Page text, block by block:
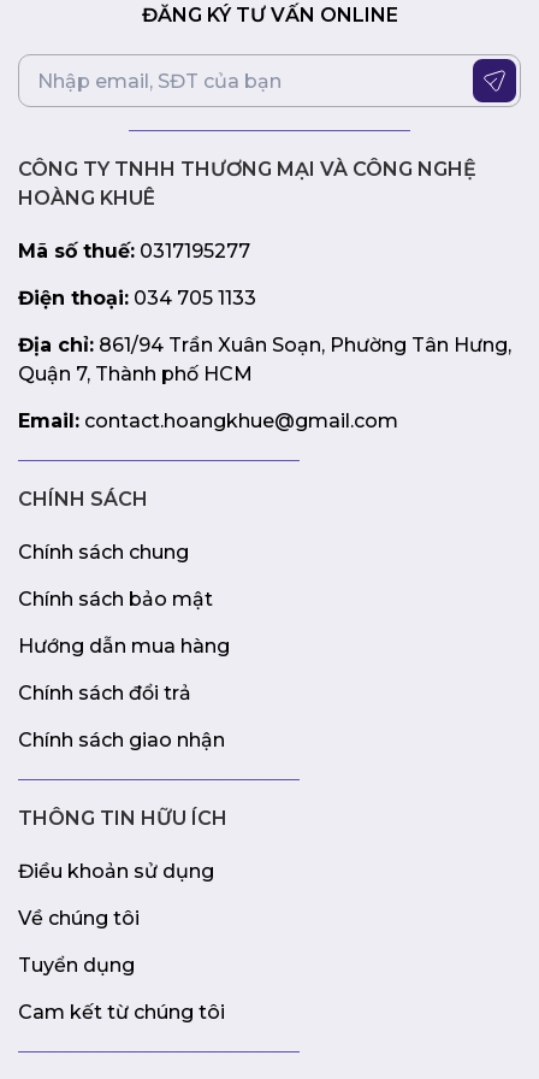
chọn hoàn hảo cho những ai đang tìm kiếm một chiếc
laptop với hiệu suất mạnh mẽ và thiết kế đẳng cấp. Với
phẩm này sẽ là người bạn đồng hành đáng tin cậy trong
mọi hoạt động hàng ngày.
ĐĂNG KÝ TƯ VẤN ONLINE
CÔNG TY TNHH THƯƠNG MẠI VÀ CÔNG NGHỆ
HOÀNG KHUÊ
Mã số thuế: 0317195277
Điện thoại: 034 705 1133
Địa chỉ: 861/94 Trần Xuân Soạn, Phường Tân Hưng,
Quận 7, Thành phố HCM
Email: contact.hoangkhue@gmail.com
CHÍNH SÁCH
Chính sách chung
Chính sách bảo mật
Hướng dẫn mua hàng
Chính sách đổi trả
Chính sách giao nhận
THÔNG TIN HỮU ÍCH
Điều khoản sử dụng
Về chúng tôi
Tuyển dụng
Cam kết từ chúng tôi